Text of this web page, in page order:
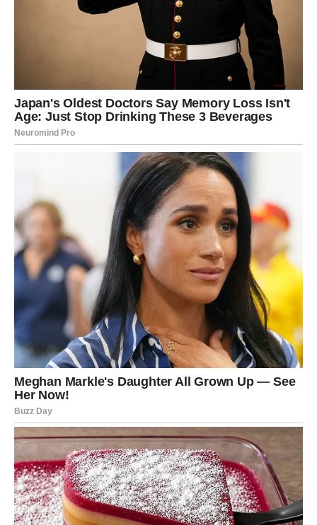
Ako čekate odgovor vezan za posao, projekat ili finansije,
velike su šanse da će upravo ovog vikenda stići
informacije koje će vam vratiti osmijeh na lice.
Zvijezde pokazuju da ulazite u period u kojem će vaše
ideje i kreativnost donositi mnogo veće rezultate nego
ranije.
Vrijeme je da razmišljate o velikim
ciljevima
Finansijsko poboljšanje koje vam dolazi može biti početak
mnogo stabilnijeg razdoblja.
Možda ćete konačno moći da planirate putovanje, kupite
nešto što vam je dugo bilo važno, uredite dom ili
pokrenete projekat koji će vam donijeti dodatnu
sigurnost.
osnovu za buduće uspjehe.